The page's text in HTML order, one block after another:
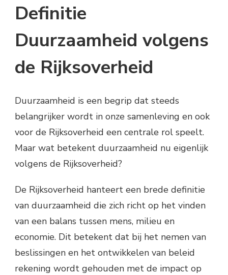
Definitie
Duurzaamheid volgens
de Rijksoverheid
Duurzaamheid is een begrip dat steeds
belangrijker wordt in onze samenleving en ook
voor de Rijksoverheid een centrale rol speelt.
Maar wat betekent duurzaamheid nu eigenlijk
volgens de Rijksoverheid?
De Rijksoverheid hanteert een brede definitie
van duurzaamheid die zich richt op het vinden
van een balans tussen mens, milieu en
economie. Dit betekent dat bij het nemen van
beslissingen en het ontwikkelen van beleid
rekening wordt gehouden met de impact op